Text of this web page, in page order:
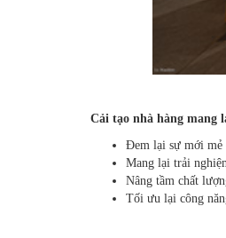
Cải tạo nhà hàng mang
Đem lại sự mới mẻ
Mang lại trải
Nâng tầm chất
Tối ưu lại công